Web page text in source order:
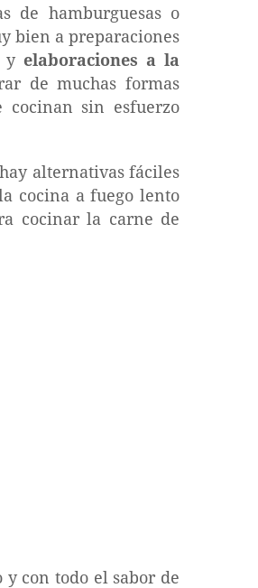
de hamburguesas o
bien a preparaciones
y elaboraciones a la
de muchas formas
cocinan sin esfuerzo
alternativas fáciles
cocina a fuego lento
cocinar la carne de
y con todo el sabor de